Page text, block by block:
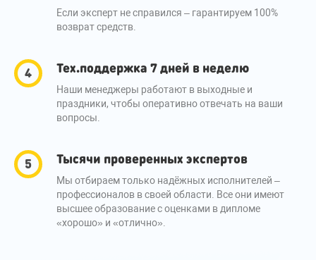
Если эксперт не справился – гарантируем 100%
возврат средств.
Тех.поддержка 7 дней в неделю
Наши менеджеры работают в выходные и
праздники, чтобы оперативно отвечать на ваши
вопросы.
Тысячи проверенных экспертов
Мы отбираем только надёжных исполнителей –
профессионалов в своей области. Все они имеют
высшее образование с оценками в дипломе
«хорошо» и «отлично».